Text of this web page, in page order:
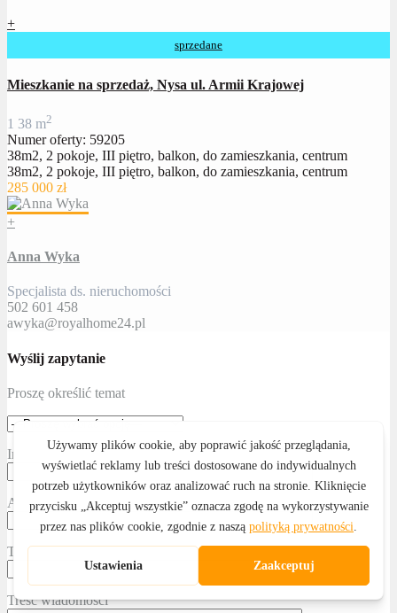
+
sprzedane
Mieszkanie na sprzedaż, Nysa ul. Armii Krajowej
1 38 m2
Numer oferty: 59205
38m2, 2 pokoje, III piętro, balkon, do zamieszkania, centrum
38m2, 2 pokoje, III piętro, balkon, do zamieszkania, centrum
285 000 zł
+
Anna Wyka
Specjalista ds. nieruchomości
502 601 458
awyka@royalhome24.pl
Wyślij zapytanie
Proszę określić temat
Imię i nazwisko
Adres email
Telefon kontaktowy
Treść wiadomości